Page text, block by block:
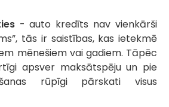
- auto kredīts nav vienkārši
tās ir saistības, kas ietekmē
mēnešiem vai gadiem. Tāpēc
apsver maksātspēju un pie
rūpīgi pārskati visus